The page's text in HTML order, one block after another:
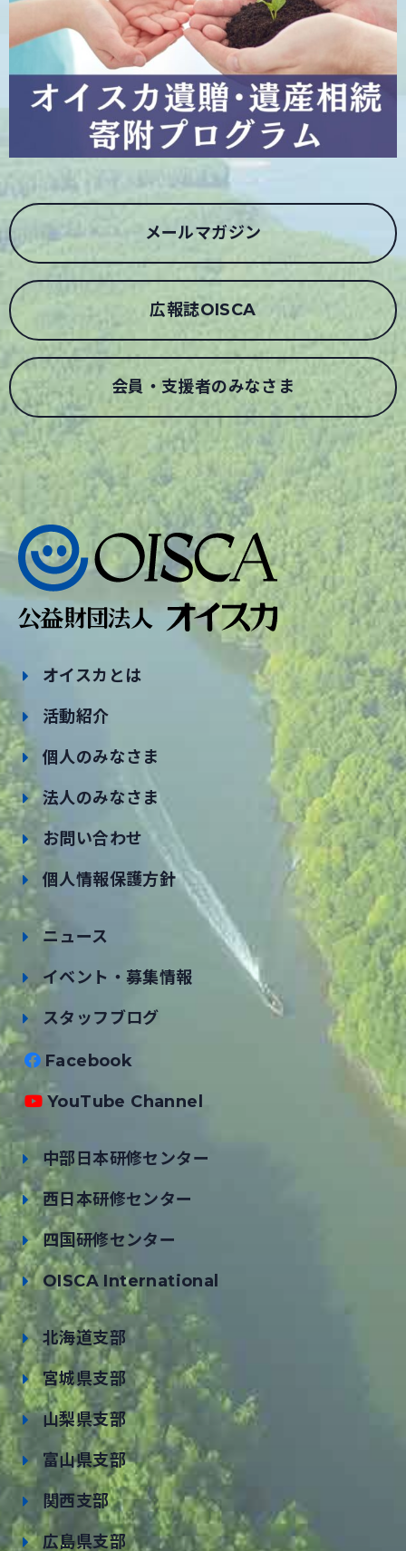
メールマガジン
広報誌OISCA
会員・支援者のみなさま
オイスカとは
活動紹介
個人のみなさま
法人のみなさま
お問い合わせ
個人情報保護方針
ニュース
イベント・募集情報
スタッフブログ
Facebook
YouTube Channel
中部日本研修センター
西日本研修センター
四国研修センター
OISCA International
北海道支部
宮城県支部
山梨県支部
富山県支部
関西支部
広島県支部